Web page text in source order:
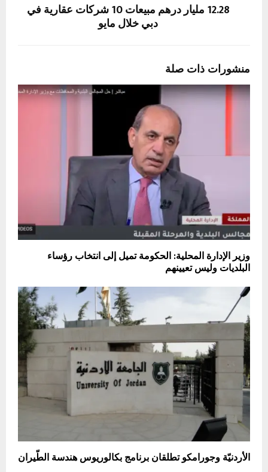
12.28 مليار درهم مبيعات 10 شركات عقارية في
دبي خلال مايو
منشورات ذات صلة
وزير الإدارة المحلية: الحكومة تميل إلى انتخاب رؤساء
البلديات وليس تعيينهم
الأردنيّة وجورامكو تطلقان برنامج بكالوريوس هندسة الطّيران